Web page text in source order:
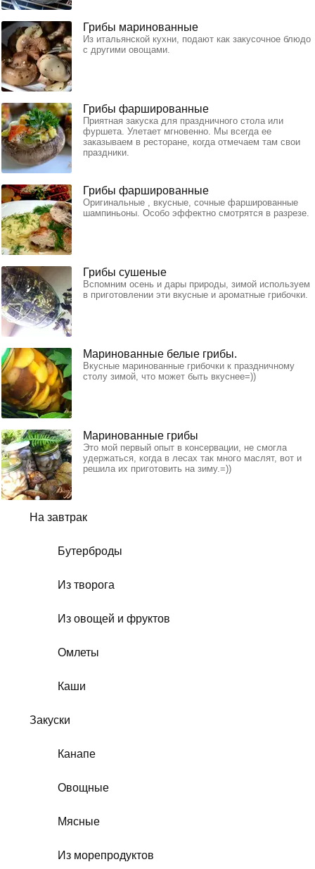
На завтрак
Бутерброды
Из творога
Из овощей и фруктов
Омлеты
Каши
Закуски
Канапе
Овощные
Мясные
Из морепродуктов
Грибы маринованные
Из итальянской кухни, подают как закусочное блюдо
с другими овощами.
Грибы фаршированные
Приятная закуска для праздничного стола или
фуршета. Улетает мгновенно. Мы всегда ее
заказываем в ресторане, когда отмечаем там свои
праздники.
Грибы фаршированные
Оригинальные , вкусные, сочные фаршированные
шампиньоны. Особо эффектно смотрятся в разрезе.
Грибы сушеные
Вспомним осень и дары природы, зимой используем
в приготовлении эти вкусные и ароматные грибочки.
Маринованные белые грибы.
Вкусные маринованные грибочки к праздничному
столу зимой, что может быть вкуснее=))
Маринованные грибы
Это мой первый опыт в консервации, не смогла
удержаться, когда в лесах так много маслят, вот и
решила их приготовить на зиму.=))